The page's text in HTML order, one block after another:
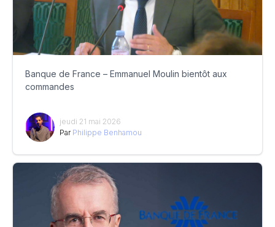
Banque de France – Emmanuel Moulin bientôt aux
commandes
jeudi 21 mai 2026
Par Philippe Benhamou